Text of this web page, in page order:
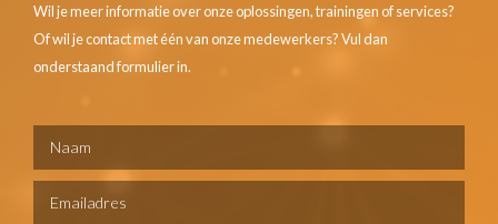
Wil je meer informatie over onze oplossingen, trainingen of services?
Of wil je contact met één van onze medewerkers? Vul dan
onderstaand formulier in.